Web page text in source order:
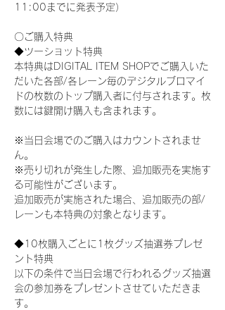
11:00までに発表予定）
〇ご購入特典
◆ツーショット特典
本特典はDIGITAL ITEM SHOPでご購入いた
だいた各部/各レーン毎のデジタルブロマイ
ドの枚数のトップ購入者に付与されます。枚
数には鍵開け購入も含まれます。
※当日会場でのご購入はカウントされませ
ん。
※売り切れが発生した際、追加販売を実施す
る可能性がございます。
追加販売が実施された場合、追加販売の部/
レーンも本特典の対象となります。
◆10枚購入ごとに1枚グッズ抽選券プレゼ
ント特典
以下の条件で当日会場で行われるグッズ抽選
会の参加券をプレゼントさせていただきま
す。